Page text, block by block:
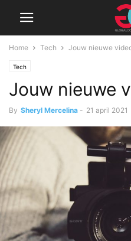
Home Tech Jouw nieuwe
Tech
Jouw nieuwe
By Sheryl Mercelina - 21 april 2021